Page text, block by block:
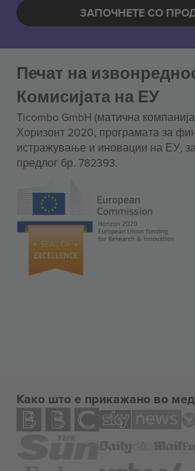
ЗАПОЧНЕТЕ СО
Печат на
Комисијата на ЕУ
Ticombo GmbH (матична
Хоризонт 2020, програмата за
истражување и иновации на ЕУ,
предлог бр. 782393.
Како што е прикажано во